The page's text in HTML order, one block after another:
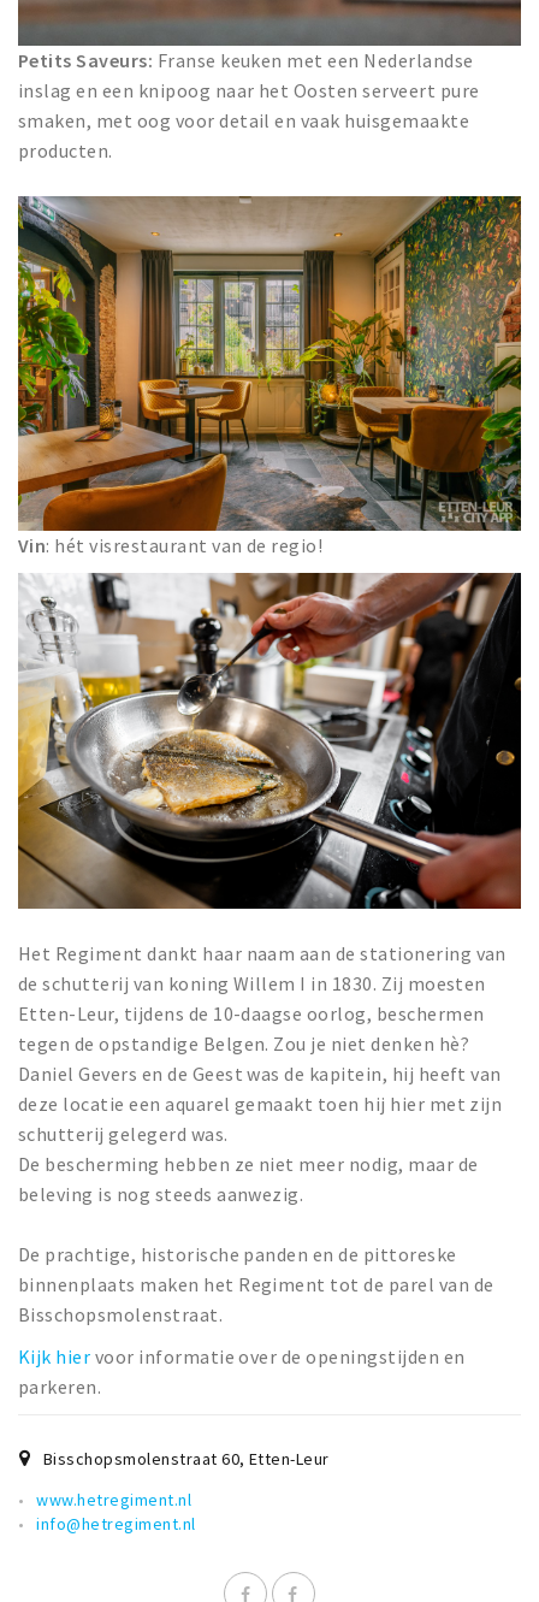
Petits Saveurs: Franse keuken met een Nederlandse
inslag en een knipoog naar het Oosten serveert pure
smaken, met oog voor detail en vaak huisgemaakte
producten.
Vin: hét visrestaurant van de regio!
Het Regiment dankt haar naam aan de stationering van
de schutterij van koning Willem I in 1830. Zij moesten
Etten-Leur, tijdens de 10-daagse oorlog, beschermen
tegen de opstandige Belgen. Zou je niet denken hè?
Daniel Gevers en de Geest was de kapitein, hij heeft van
deze locatie een aquarel gemaakt toen hij hier met zijn
schutterij gelegerd was.
De bescherming hebben ze niet meer nodig, maar de
beleving is nog steeds aanwezig.
De prachtige, historische panden en de pittoreske
binnenplaats maken het Regiment tot de parel van de
Bisschopsmolenstraat.
Kijk hier voor informatie over de openingstijden en
parkeren.
Bisschopsmolenstraat 60, Etten-Leur
www.hetregiment.nl
info@hetregiment.nl